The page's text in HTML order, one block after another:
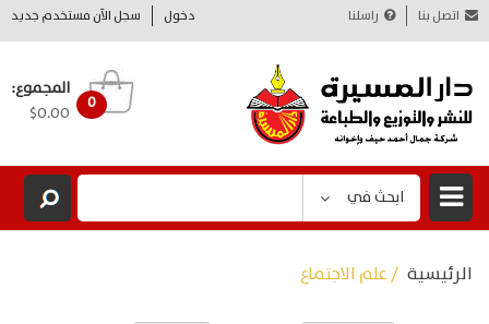
دخول سجل الآن مستخدم جديد اتصل بنا راسلنا
0
المجموع:
$0.00
ابحث في
الرئيسية / علم الاجتماع